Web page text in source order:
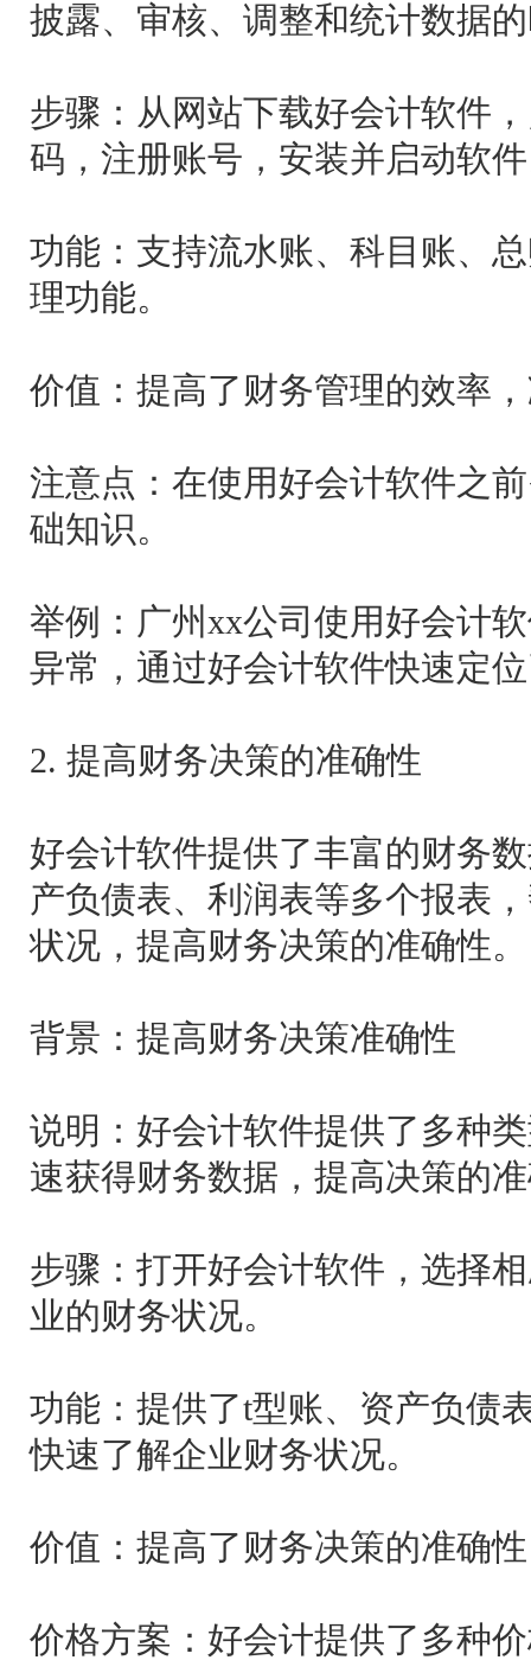
披露、审核、调整和统计数据
步骤：从网站下载好会计软件
码，注册账号，安装并启动软
功能：支持流水账、科目账、
理功能。
价值：提高了财务管理的效率
注意点：在使用好会计软件之
础知识。
举例：广州xx公司使用好会计
异常，通过好会计软件快速定
2. 提高财务决策的准确性
好会计软件提供了丰富的财务
产负债表、利润表等多个报表
状况，提高财务决策的准确性。
背景：提高财务决策准确性
说明：好会计软件提供了多种
速获得财务数据，提高决策的
步骤：打开好会计软件，选择
业的财务状况。
功能：提供了t型账、资产负债
快速了解企业财务状况。
价值：提高了财务决策的准确
价格方案：好会计提供了多种